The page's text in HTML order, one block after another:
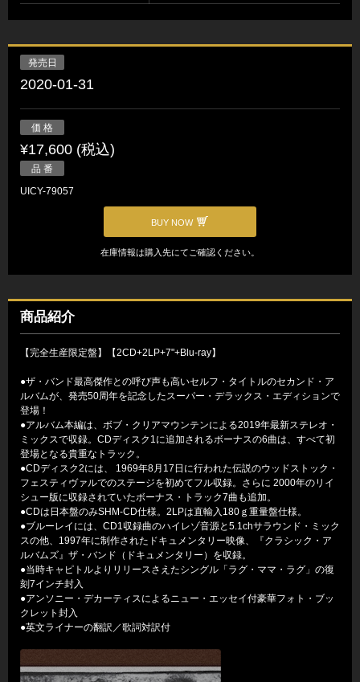
発売日
2020-01-31
価 格
¥17,600 (税込)
品 番
UICY-79057
BUY NOW
在庫情報は購入先にてご確認ください。
商品紹介
【完全生産限定盤】【2CD+2LP+7"+Blu-ray】
●ザ・バンド最高傑作との呼び声も高いセルフ・タイトルのセカンド・ア
ルバムが、発売50周年を記念したスーパー・デラックス・エディションで
登場！
●アルバム本編は、ボブ・クリアマウンテンによる2019年最新ステレオ・
ミックスで収録。CDディスク1に追加されるボーナスの6曲は、すべて初
登場となる貴重なトラック。
●CDディスク2には、 1969年8月17日に行われた伝説のウッドストック・
フェスティヴァルでのステージを初めてフル収録。さらに 2000年のリイ
シュー版に収録されていたボーナス・トラック7曲も追加。
●CDは日本盤のみSHM-CD仕様。2LPは直輸入180ｇ重量盤仕様。
●ブルーレイには、CD1収録曲のハイレゾ音源と5.1chサラウンド・ミック
スの他、1997年に制作されたドキュメンタリー映像、『クラシック・ア
ルバムズ』ザ・バンド（ドキュメンタリー）を収録。
●当時キャピトルよりリリースさえたシングル「ラグ・ママ・ラグ」の復
刻7インチ封入
●アンソニー・デカーティスによるニュー・エッセイ付豪華フォト・ブッ
クレット封入
●英文ライナーの翻訳／歌詞対訳付